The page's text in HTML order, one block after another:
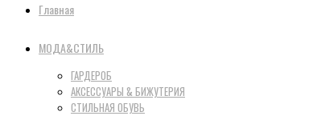
Главная
МОДА&СТИЛЬ
ГАРДЕРОБ
АКСЕССУАРЫ & БИЖУТЕРИЯ
СТИЛЬНАЯ ОБУВЬ